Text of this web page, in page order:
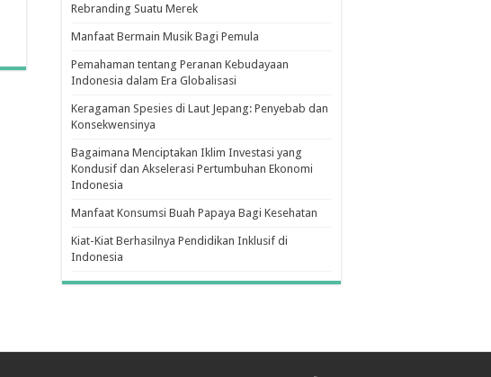
Rebranding Suatu Merek
Manfaat Bermain Musik Bagi Pemula
Pemahaman tentang Peranan Kebudayaan
Indonesia dalam Era Globalisasi
Keragaman Spesies di Laut Jepang: Penyebab dan
Konsekwensinya
Bagaimana Menciptakan Iklim Investasi yang
Kondusif dan Akselerasi Pertumbuhan Ekonomi
Indonesia
Manfaat Konsumsi Buah Papaya Bagi Kesehatan
Kiat-Kiat Berhasilnya Pendidikan Inklusif di
Indonesia